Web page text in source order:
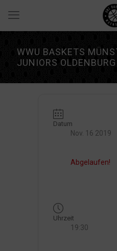
WWU BASKETS
JUNIORS
Datum
Nov. 16 2019
Abgelaufen!
Uhrzeit
19:30